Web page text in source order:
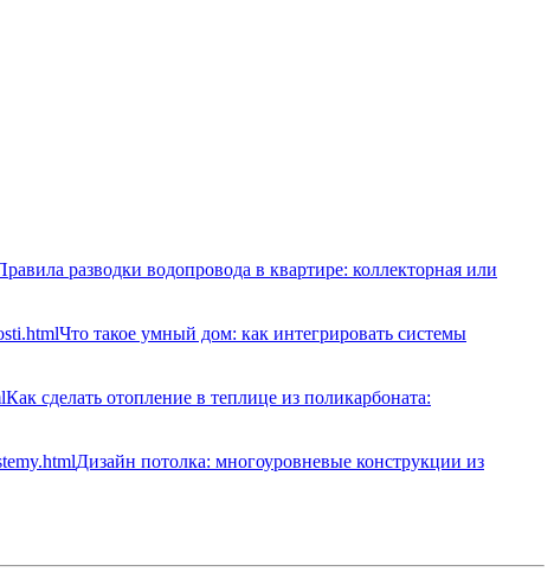
разводки водопровода в квартире: коллекторная или
Что такое умный дом: как интегрировать системы
Как сделать отопление в теплице из поликарбоната:
Дизайн потолка: многоуровневые конструкции из